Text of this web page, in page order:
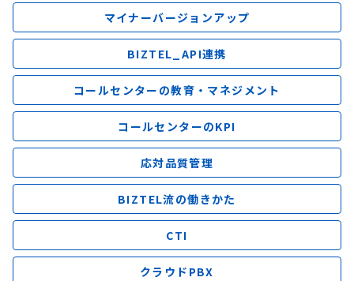
マイナーバージョンアップ
BIZTEL_API連携
コールセンターの教育・マネジメント
コールセンターのKPI
応対品質管理
BIZTEL流の働きかた
CTI
クラウドPBX